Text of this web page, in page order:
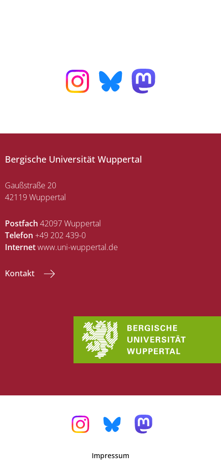
Bergische Universität Wuppertal
Gaußstraße 20
42119 Wuppertal
Postfach 42097 Wuppertal
Telefon +49 202 439-0
Internetwww.uni-wuppertal.de
Kontakt
Impressum